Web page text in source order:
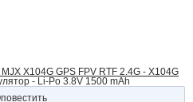
X104G GPS FPV RTF 2.4G - X104G
- Li-Po 3.8V 1500 mAh